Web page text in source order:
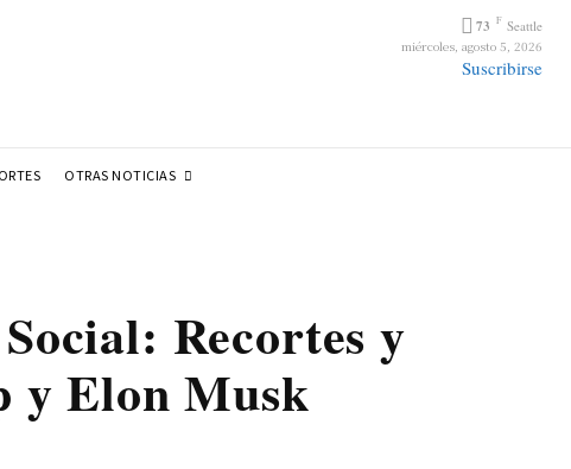
73 F Seattle
miércoles, agosto 5, 2026
Suscribirse
OTRAS NOTICIAS
Recortes y
y Elon Musk